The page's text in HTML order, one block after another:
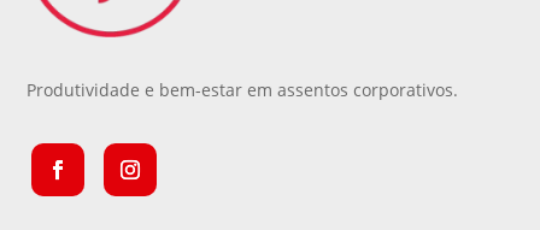
Produtividade e bem-estar em assentos corporativos.